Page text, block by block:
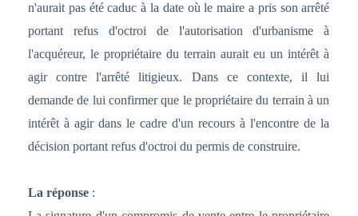
n'aurait pas été caduc à la date où le maire a pris son arrêté
portant refus d'octroi de l'autorisation d'urbanisme à
l'acquéreur, le propriétaire du terrain aurait eu un intérêt à
agir contre l'arrêté litigieux. Dans ce contexte, il lui
demande de lui confirmer que le propriétaire du terrain à un
intérêt à agir dans le cadre d'un recours à l'encontre de la
décision portant refus d'octroi du permis de construire.
La réponse: